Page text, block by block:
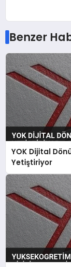
Benzer
YOK Dijital
Yetiştiriyor